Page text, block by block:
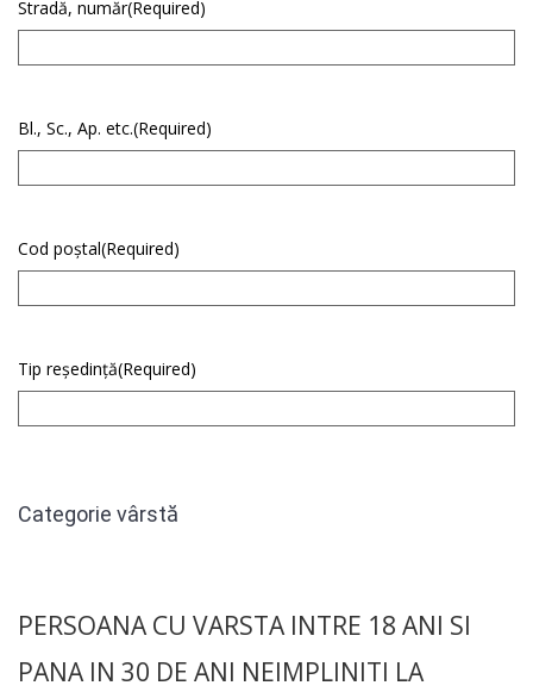
Stradă, număr(Required)
Bl., Sc., Ap. etc.(Required)
Cod poștal(Required)
Tip reședință(Required)
Categorie vârstă
PERSOANA CU VARSTA INTRE 18 ANI SI
PANA IN 30 DE ANI NEIMPLINITI LA